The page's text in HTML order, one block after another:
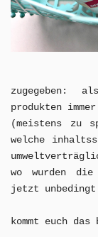
zugegeben:
produkten
(meistens zu
welche
wo wurden
jetzt
kommt euch